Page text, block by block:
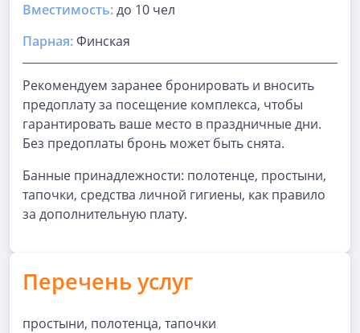
Вместимость:до 10 чел
Парная:Финская
Рекомендуем заранее бронировать и вносить
предоплату за посещение комплекса, чтобы
гарантировать ваше место в праздничные дни.
Без предоплаты бронь может быть снята.
Банные принадлежности: полотенце, простыни,
тапочки, средства личной гигиены, как правило
за дополнительную плату.
Перечень услуг
простыни, полотенца, тапочки